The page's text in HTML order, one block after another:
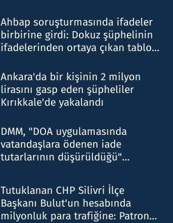
Ahbap soruşturmasında ifadeler
birbirine girdi: Dokuz şüphelinin
ifadelerinden ortaya çıkan tablo
Ankara'da bir kişinin 2 milyon
lirasını gasp eden şüpheliler
Kırıkkale'de yakalandı
DMM, "DOA uygulamasında
vatandaşlara ödenen iade
tutarlarının düşürüldüğü"
Tutuklanan CHP Silivri İlçe
Başkanı Bulut'un hesabında
milyonluk para trafiğine: Patron